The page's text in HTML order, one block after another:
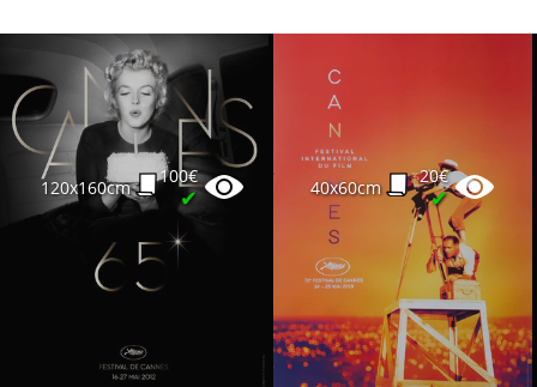
120x160cm
100€
✔ 40x60cm
20€
✔